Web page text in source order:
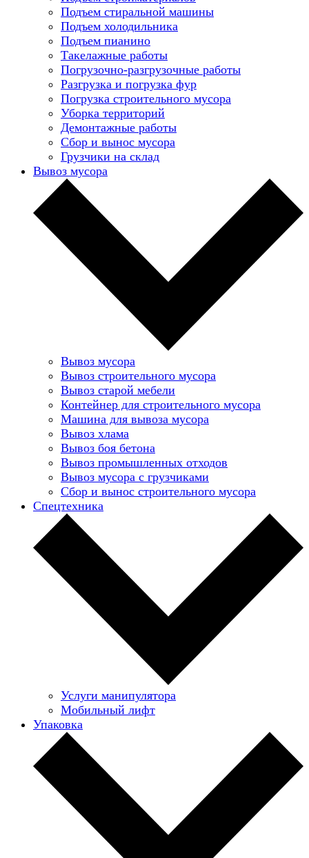
Подъем стиральной машины
Подъем холодильника
Подъем пианино
Такелажные работы
Погрузочно-разгрузочные работы
Разгрузка и погрузка фур
Погрузка строительного мусора
Уборка территорий
Демонтажные работы
Сбор и вынос мусора
Грузчики на склад
Вывоз мусора
Вывоз мусора
Вывоз строительного мусора
Вывоз старой мебели
Контейнер для строительного мусора
Машина для вывоза мусора
Вывоз хлама
Вывоз боя бетона
Вывоз промышленных отходов
Вывоз мусора с грузчиками
Сбор и вынос строительного мусора
Спецтехника
Услуги манипулятора
Мобильный лифт
Упаковка